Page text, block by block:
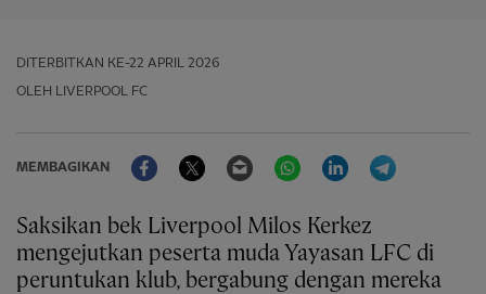
DITERBITKAN KE-22 APRIL 2026
OLEH LIVERPOOL FC
MEMBAGIKAN
FacebookTwitter Email WhatsAppLinkedIn
Saksikan bek Liverpool Milos Kerkez
mengejutkan peserta muda Yayasan LFC di
peruntukan klub, bergabung dengan mereka